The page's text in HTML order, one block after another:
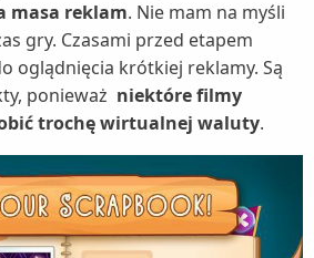
masa reklam. Nie mam na myśli
gry. Czasami przed etapem
oglądnięcia krótkiej reklamy. Są
ponieważ niektóre filmy
trochę wirtualnej waluty.